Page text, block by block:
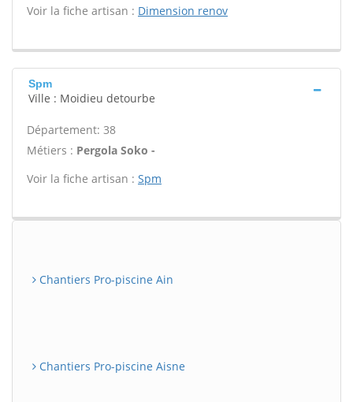
Voir la fiche artisan : Dimension renov
Spm
Ville : Moidieu detourbe
Département: 38
Métiers : Pergola Soko -
Voir la fiche artisan : Spm
Chantiers Pro-piscine Ain
Chantiers Pro-piscine Aisne